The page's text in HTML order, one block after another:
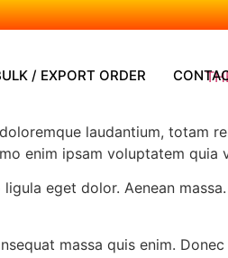
/ EXPORT ORDER
laudantium, totam
enim ipsam voluptatem
eget dolor. Aenean
massa quis enim.